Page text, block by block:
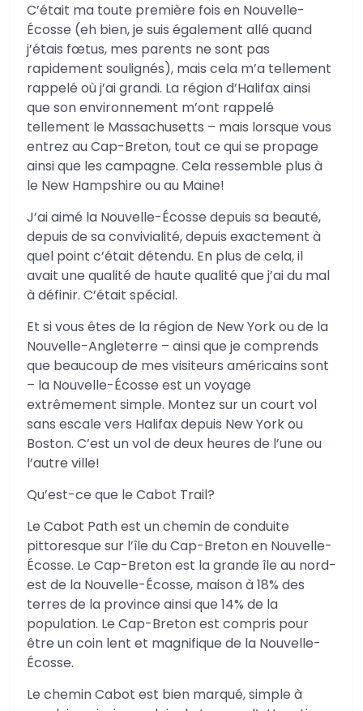
C’était ma toute première fois en Nouvelle-
Écosse (eh bien, je suis également allé quand
j’étais fœtus, mes parents ne sont pas
rapidement soulignés), mais cela m’a tellement
rappelé où j’ai grandi. La région d’Halifax ainsi
que son environnement m’ont rappelé
tellement le Massachusetts – mais lorsque vous
entrez au Cap-Breton, tout ce qui se propage
ainsi que les campagne. Cela ressemble plus à
le New Hampshire ou au Maine!
J’ai aimé la Nouvelle-Écosse depuis sa beauté,
depuis de sa convivialité, depuis exactement à
quel point c’était détendu. En plus de cela, il
avait une qualité de haute qualité que j’ai du mal
à définir. C’était spécial.
Et si vous êtes de la région de New York ou de la
Nouvelle-Angleterre – ainsi que je comprends
que beaucoup de mes visiteurs américains sont
– la Nouvelle-Écosse est un voyage
extrêmement simple. Montez sur un court vol
sans escale vers Halifax depuis New York ou
Boston. C’est un vol de deux heures de l’une ou
l’autre ville!
Qu’est-ce que le Cabot Trail?
Le Cabot Path est un chemin de conduite
pittoresque sur l’île du Cap-Breton en Nouvelle-
Écosse. Le Cap-Breton est la grande île au nord-
est de la Nouvelle-Écosse, maison à 18% des
terres de la province ainsi que 14% de la
population. Le Cap-Breton est compris pour
être un coin lent et magnifique de la Nouvelle-
Écosse.
Le chemin Cabot est bien marqué, simple à